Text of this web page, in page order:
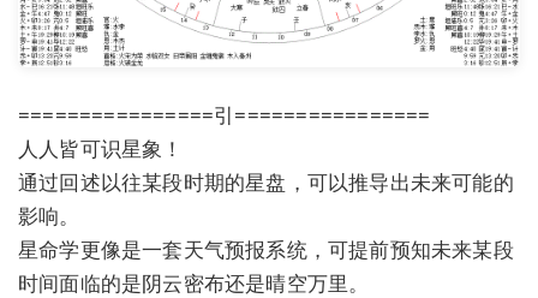
================引================
人人皆可识星象！
通过回述以往某段时期的星盘，可以推导出未来可能的
影响。
星命学更像是一套天气预报系统，可提前预知未来某段
时间面临的是阴云密布还是晴空万里。